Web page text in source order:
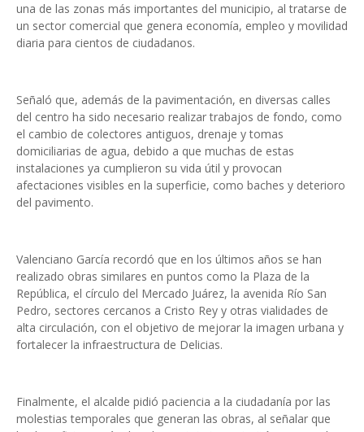
una de las zonas más importantes del municipio, al tratarse de
un sector comercial que genera economía, empleo y movilidad
diaria para cientos de ciudadanos.
Señaló que, además de la pavimentación, en diversas calles
del centro ha sido necesario realizar trabajos de fondo, como
el cambio de colectores antiguos, drenaje y tomas
domiciliarias de agua, debido a que muchas de estas
instalaciones ya cumplieron su vida útil y provocan
afectaciones visibles en la superficie, como baches y deterioro
del pavimento.
Valenciano García recordó que en los últimos años se han
realizado obras similares en puntos como la Plaza de la
República, el círculo del Mercado Juárez, la avenida Río San
Pedro, sectores cercanos a Cristo Rey y otras vialidades de
alta circulación, con el objetivo de mejorar la imagen urbana y
fortalecer la infraestructura de Delicias.
Finalmente, el alcalde pidió paciencia a la ciudadanía por las
molestias temporales que generan las obras, al señalar que